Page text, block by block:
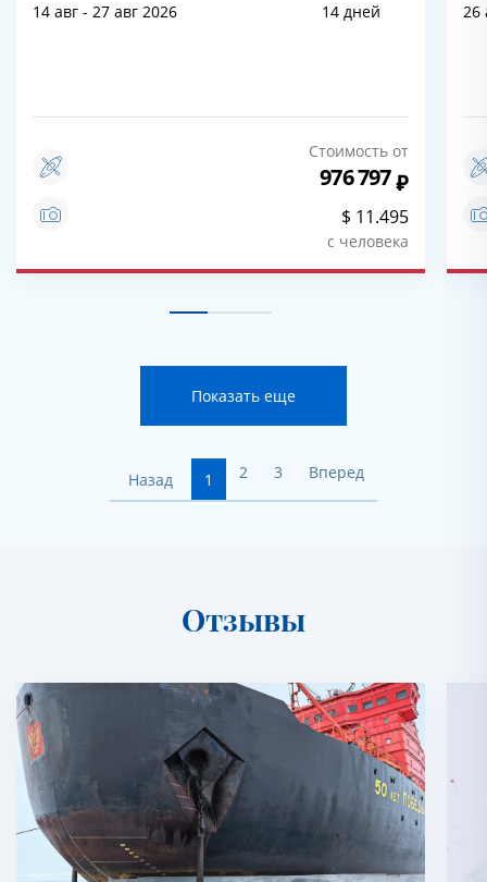
14 авг - 27 авг 2026 14 дней
Стоимость от
976 797
$ 11.495
с человека
26
Показать еще
Назад 1 2 3 Вперед
Отзывы